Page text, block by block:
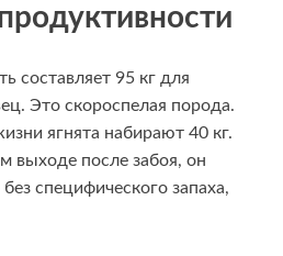
составляет 95 кг для
Это скороспелая порода.
ягнята набирают 40 кг.
выходе после забоя, он
специфического запаха,